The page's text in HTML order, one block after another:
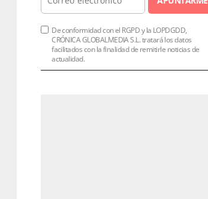
De conformidad con el RGPD y la LOPDGDD,
CRÓNICA GLOBALMEDIA S.L. tratará los datos
facilitados con la finalidad de remitirle noticias de
actualidad.